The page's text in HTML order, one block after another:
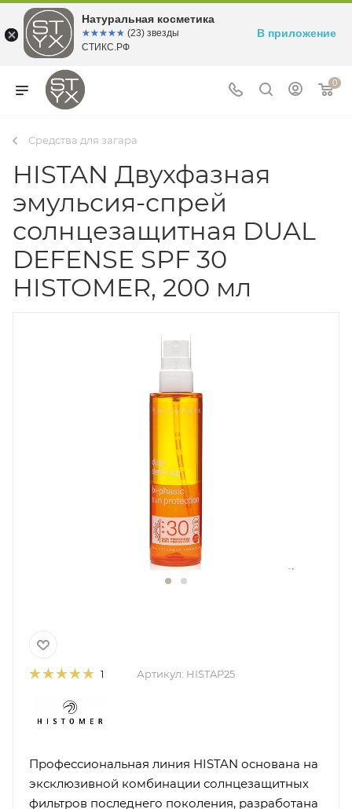
0
Средства для загара
HISTAN Двухфазная
эмульсия-спрей
солнцезащитная DUAL
DEFENSE SPF 30
HISTOMER, 200 мл
1 Артикул: HISTAP25
Профессиональная линия HISTAN основана на
эксклюзивной комбинации солнцезащитных
фильтров последнего поколения, разработана
Натуральная косметика
☆☆☆☆☆
★★★★★ (23) звезды
СТИКС.РФ
В приложение